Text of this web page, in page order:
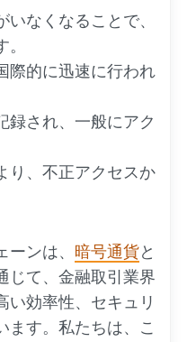
いなくなることで、
際的に迅速に行われ
録され、一般にアク
り、不正アクセスか
ンは、 暗号通貨と
じて、金融取引業界
い効率性、セキュリ
ます。私たちは、こ